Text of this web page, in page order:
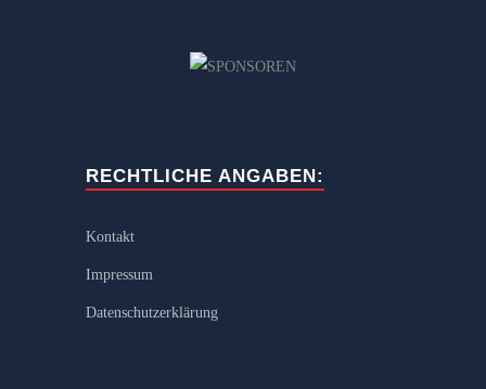
RECHTLICHE ANGABEN:
Kontakt
Impressum
Datenschutzerklärung